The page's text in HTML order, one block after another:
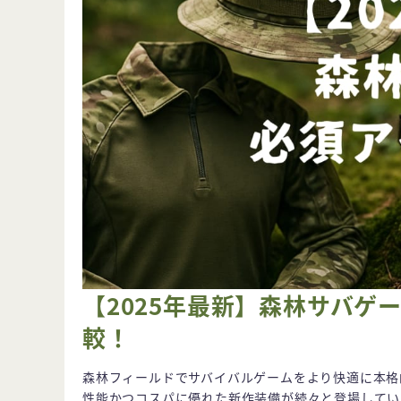
【2025年最新】森林サバゲ
較！
森林フィールドでサバイバルゲームをより快適に本
性能かつコスパに優れた新作装備が続々と登場して